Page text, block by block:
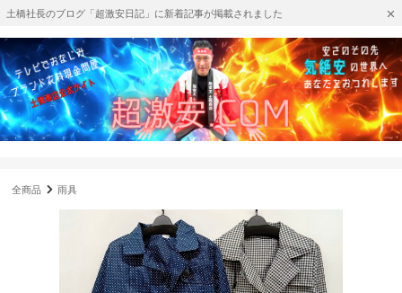
土橋社長のブログ「超激安日記」に新着記事が掲載されました
全商品 雨具